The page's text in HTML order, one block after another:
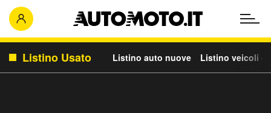
Listino Usato Listino auto nuove Listino veicoli